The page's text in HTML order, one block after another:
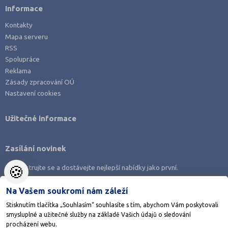
Informace
Kontakty
Mapa serveru
RSS
Spolupráce
Reklama
Zásady zpracování OÚ
Nastavení cookies
Stáhněte si aplikaci Adresář škol
Užitečné informace
Zasílání novinek
Zaregistrujte se a dostávejte nejlepší nabídky jako první.
🍪
Na Vašem soukromí nám záleží
Stisknutím tlačítka „Souhlasím“ souhlasíte s tím, abychom Vám poskytovali
smysluplné a užitečné služby na základě Vašich údajů o sledování
procházení webu.